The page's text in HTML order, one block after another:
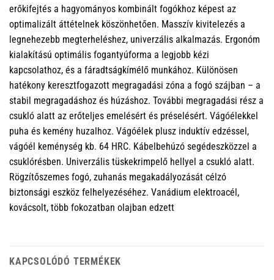
erőkifejtés a hagyományos kombinált fogókhoz képest az
optimalizált áttételnek köszönhetően. Masszív kivitelezés a
legnehezebb megterheléshez, univerzális alkalmazás. Ergonóm
kialakítású optimális fogantyúforma a legjobb kézi
kapcsolathoz, és a fáradtságkímélő munkához. Különösen
hatékony keresztfogazott megragadási zóna a fogó szájban – a
stabil megragadáshoz és húzáshoz. További megragadási rész a
csukló alatt az erőteljes emelésért és préselésért. Vágóélekkel
puha és kemény huzalhoz. Vágóélek plusz induktív edzéssel,
vágóél keménység kb. 64 HRC. Kábelbehúzó segédeszközzel a
csuklórésben. Univerzális tüskekrimpelő hellyel a csukló alatt.
Rögzítőszemes fogó, zuhanás megakadályozását célzó
biztonsági eszköz felhelyezéséhez. Vanádium elektroacél,
kovácsolt, több fokozatban olajban edzett
KAPCSOLÓDÓ TERMÉKEK